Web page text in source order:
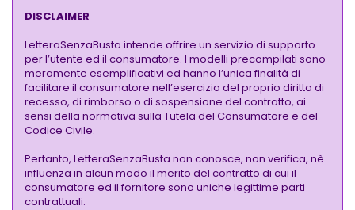
DISCLAIMER
LetteraSenzaBusta intende offrire un servizio di supporto
per l’utente ed il consumatore. I modelli precompilati sono
meramente esemplificativi ed hanno l’unica finalità di
facilitare il consumatore nell’esercizio del proprio diritto di
recesso, di rimborso o di sospensione del contratto, ai
sensi della normativa sulla Tutela del Consumatore e del
Codice Civile.
Pertanto, LetteraSenzaBusta non conosce, non verifica, nè
influenza in alcun modo il merito del contratto di cui il
consumatore ed il fornitore sono uniche legittime parti
contrattuali.